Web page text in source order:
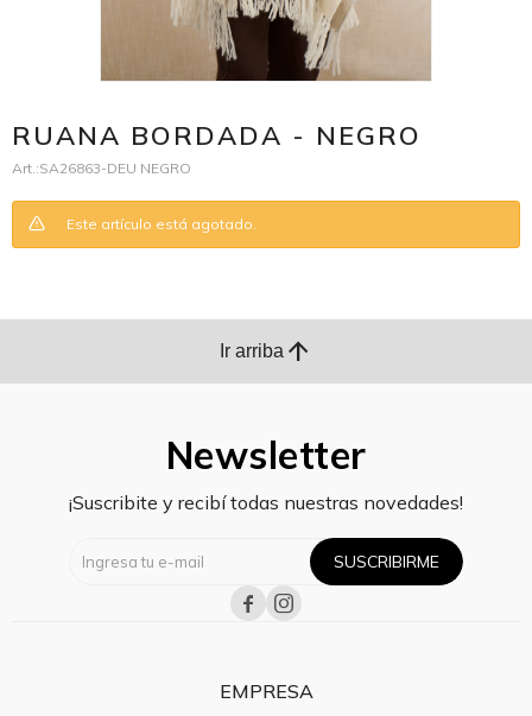
RUANA BORDADA - NEGRO
SA26863-DEU NEGRO
Este artículo está agotado.
Ir arriba arrow_upward
Newsletter
¡Suscribite y recibí todas nuestras novedades!
SUSCRIBIRME
 
EMPRESA